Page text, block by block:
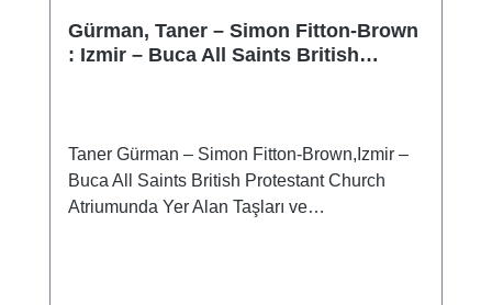
Gürman, Taner – Simon Fitton-Brown
: Izmir – Buca All Saints British
Taner Gürman – Simon Fitton-Brown,Izmir –
Buca All Saints British Protestant Church
Atriumunda Yer Alan Taşları ve